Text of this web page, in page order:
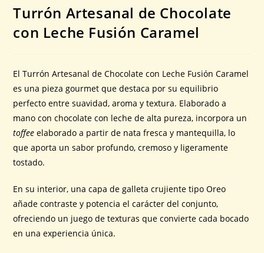
Turrón Artesanal de Chocolate
con Leche Fusión Caramel
El Turrón Artesanal de Chocolate con Leche Fusión Caramel
es una pieza gourmet que destaca por su equilibrio
perfecto entre suavidad, aroma y textura. Elaborado a
mano con chocolate con leche de alta pureza, incorpora un
toffee elaborado a partir de nata fresca y mantequilla, lo
que aporta un sabor profundo, cremoso y ligeramente
tostado.
En su interior, una capa de galleta crujiente tipo Oreo
añade contraste y potencia el carácter del conjunto,
ofreciendo un juego de texturas que convierte cada bocado
en una experiencia única.